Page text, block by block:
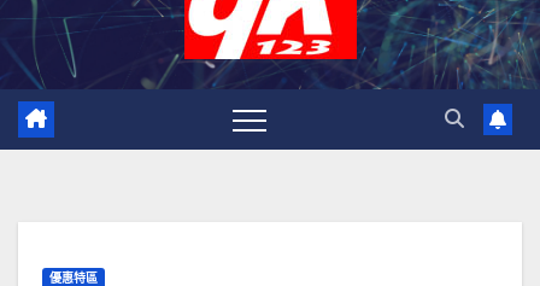
優惠特區